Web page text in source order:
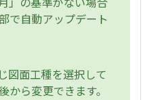
で自動アップデート
図面工種を選択して
から変更できます。